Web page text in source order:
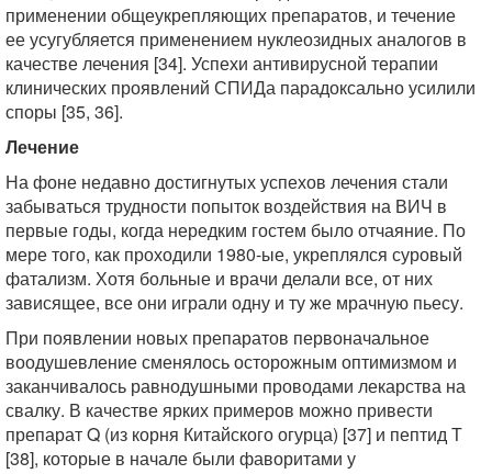
применении общеукрепляющих препаратов, и течение
ее усугубляется применением нуклеозидных аналогов в
качестве лечения [34]. Успехи антивирусной терапии
клинических проявлений СПИДа парадоксально усилили
споры [35, 36].
Лечение
На фоне недавно достигнутых успехов лечения стали
забываться трудности попыток воздействия на ВИЧ в
первые годы, когда нередким гостем было отчаяние. По
мере того, как проходили 1980-ые, укреплялся суровый
фатализм. Хотя больные и врачи делали все, от них
зависящее, все они играли одну и ту же мрачную пьесу.
При появлении новых препаратов первоначальное
воодушевление сменялось осторожным оптимизмом и
заканчивалось равнодушными проводами лекарства на
свалку. В качестве ярких примеров можно привести
препарат Q (из корня Китайского огурца) [37] и пептид Т
[38], которые в начале были фаворитами у